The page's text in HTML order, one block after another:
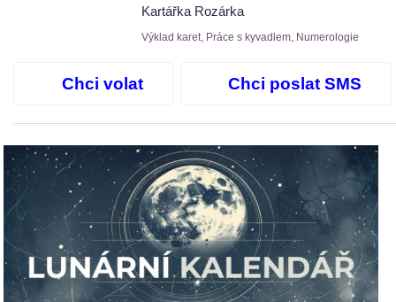
Kartářka Rozárka
Výklad karet, Práce s kyvadlem, Numerologie
Chci volat Chci poslat SMS